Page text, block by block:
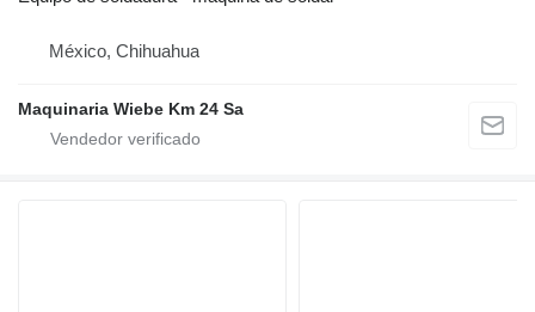
México, Chihuahua
Maquinaria Wiebe Km 24 Sa